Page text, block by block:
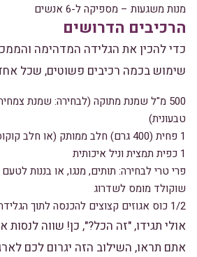
מנות משגעות – מספיקה ל-6 אנשים
הרכיבים הדרושים
כדי להכין את הגלידה המדהימה
שימוש בכמה רכיבים פשוטים, שכל
500 מ"ל שמנת מתוקה (לבחירה: שמנת
טבעונית)
1 פחית (400 גרם) חלב ממותק (או חלב קוקוס עבור גרסה ללא דיאת)
1 כפית תמצית וניל איכותית
פרי טרי לבחירה: תותים, מנגו, או בננות
שוקולד מומס לשדרוג
1/2 כוס אגוזים קצוצים להכנסה לתוך הגלידה
אולי תגידו, "זה הכל?", כן! שווה לנסות
אתם תראו, השילוב הזה יגרום לכם